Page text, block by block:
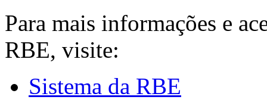
Para mais informações e
RBE, visite:
Sistema da RBE